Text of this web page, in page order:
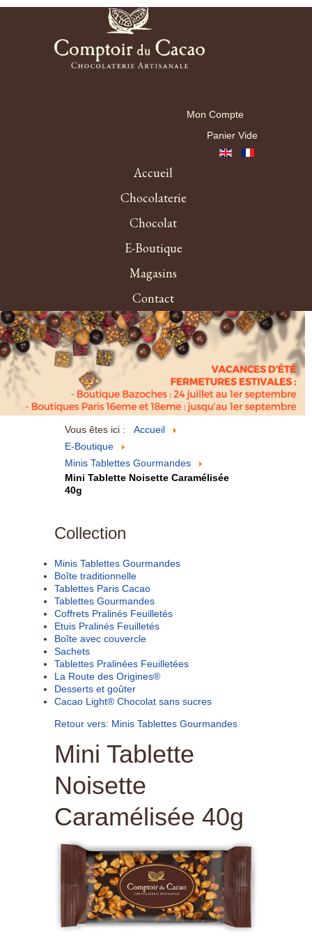
Mon Compte
Panier Vide
Accueil
Chocolaterie
Chocolat
E-Boutique
Magasins
Contact
Vous êtes ici :
Accueil
E-Boutique
Minis Tablettes Gourmandes
Mini Tablette Noisette Caramélisée
40g
Collection
Minis Tablettes Gourmandes
Boîte traditionnelle
Tablettes Paris Cacao
Tablettes Gourmandes
Coffrets Pralinés Feuilletés
Etuis Pralinés Feuilletés
Boîte avec couvercle
Sachets
Tablettes Pralinées Feuilletées
La Route des Origines®
Desserts et goûter
Cacao Light® Chocolat sans sucres
Retour vers: Minis Tablettes Gourmandes
Mini Tablette
Noisette
Caramélisée 40g